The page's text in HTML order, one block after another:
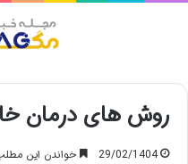
روش های درمان
29/02/1404 خواندن این مطلب 6 دقیقه زمان